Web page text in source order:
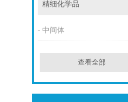
精细化学品
中间体
查看全部